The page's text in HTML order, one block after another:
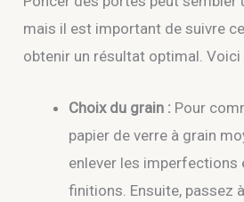
mais il est important de suivre
obtenir un résultat optimal.
Choix du grain : Pour
papier de verre à grain
enlever les imperfections
finitions. Ensuite, passez